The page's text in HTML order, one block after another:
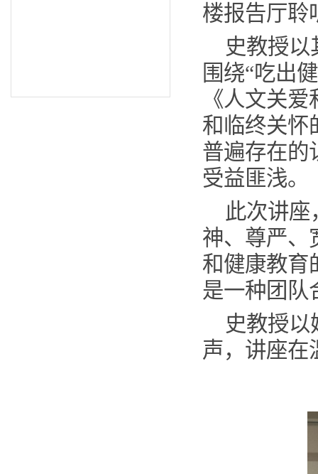
楼报告厅聆
史教授
围绕“吃出
《人文关
和临终关怀
普遍存在的
受益匪浅。
此次讲
神、尊严、
和健康教育
是一种团队
史教授
声，讲座在